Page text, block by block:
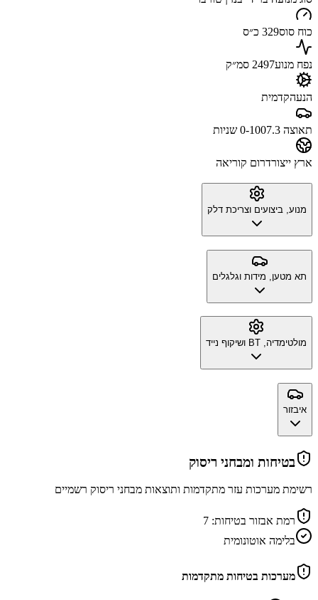
כוח סוס329 כ״ס
נפח מנוע2497 סמ״ק
הנעהקדמית
תאוצה 0-100 7.3 שניות
ארץ ייצורדרום קוריאה
מנוע, ביצועים וצריכת דלק
תא מטען, מידות וגלגלים
מולטימדיה, BT ושיקוף נייד
איבזור
בטיחות ומבחני ריסוק
רשימת מערכות עזר מתקדמות ותוצאות מבחני ריסוק רשמיים
רמת אבזור בטיחות: 7
בלימה אוטונומית
מערכות בטיחות מתקדמות